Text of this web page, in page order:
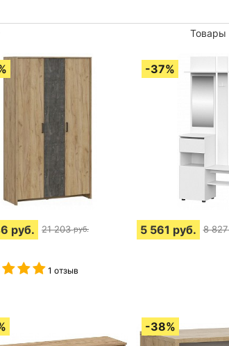
Товары
руб. 21 203 руб.
1 отзыв
5 561 руб. 8 827